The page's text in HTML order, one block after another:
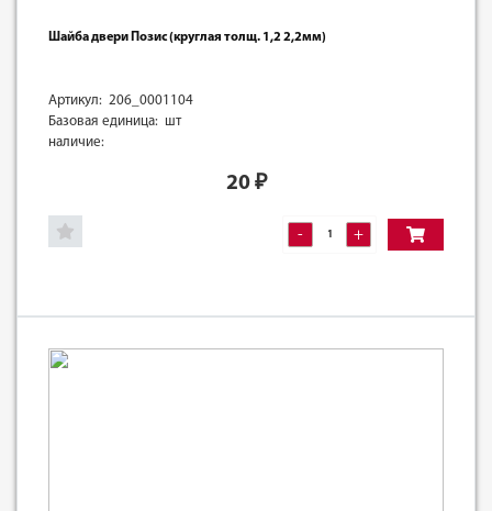
Шайба двери Позис (круглая толщ. 1,2 2,2мм)
Артикул: 206_0001104
Базовая единица: шт
наличие:
20₽
- +